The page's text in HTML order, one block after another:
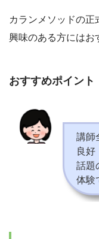
カランメソッドの正
興味のある方にはお
おすすめポイント
講師
良好
話題
体験